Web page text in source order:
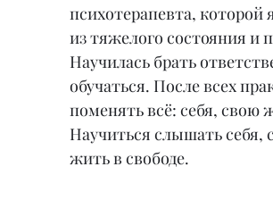
психотерапевта, которой
из тяжелого состояния и
Научилась брать
обучаться. После всех
поменять всё: себя,
Научиться слышать себя,
жить в свободе.